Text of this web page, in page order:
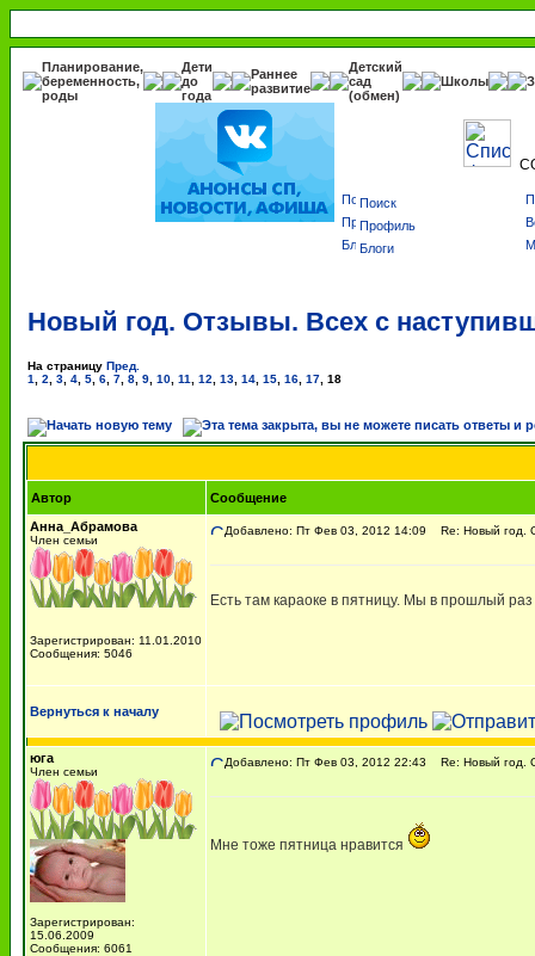
Планирование,
беременность,
роды
Дети
до
года
Раннее
развитие
Детский
сад
(обмен)
Школы
Поиск
Профиль
Блоги
Новый год. Отзывы. Всех с
На страницу Пред.
1
2 3 4 5 6 7 8 9 10 11 12 13 14 15 16 17 18
Автор
Сообщение
Анна_Абрамова
Член семьи
Зарегистрирован: 11.01.2010
Сообщения: 5046
Добавлено: Пт Фев 03, 2012 14:09 Re: Новый год.
Есть там караоке в пятницу. Мы в прошлый
Вернуться к началу
юга
Член семьи
Зарегистрирован:
15.06.2009
Сообщения: 6061
Добавлено: Пт Фев 03, 2012 22:43 Re: Новый год.
Мне тоже пятница нравится